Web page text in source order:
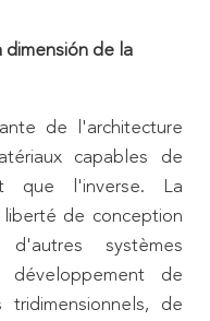
dimensión de la
de l'architecture
capables de
que l'inverse. La
de conception
systèmes
développement de
tridimensionnels, de